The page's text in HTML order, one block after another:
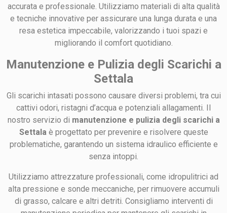
accurata e professionale. Utilizziamo materiali di alta qualità
e tecniche innovative per assicurare una lunga durata e una
resa estetica impeccabile, valorizzando i tuoi spazi e
migliorando il comfort quotidiano.
Manutenzione e Pulizia degli Scarichi a
Settala
Gli scarichi intasati possono causare diversi problemi, tra cui
cattivi odori, ristagni d’acqua e potenziali allagamenti. Il
nostro servizio di manutenzione e pulizia degli scarichi a
Settalaè progettato per prevenire e risolvere queste
problematiche, garantendo un sistema idraulico efficiente e
senza intoppi.
Utilizziamo attrezzature professionali, come idropulitrici ad
alta pressione e sonde meccaniche, per rimuovere accumuli
di grasso, calcare e altri detriti. Consigliamo interventi di